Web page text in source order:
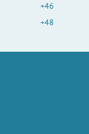
+46
+48